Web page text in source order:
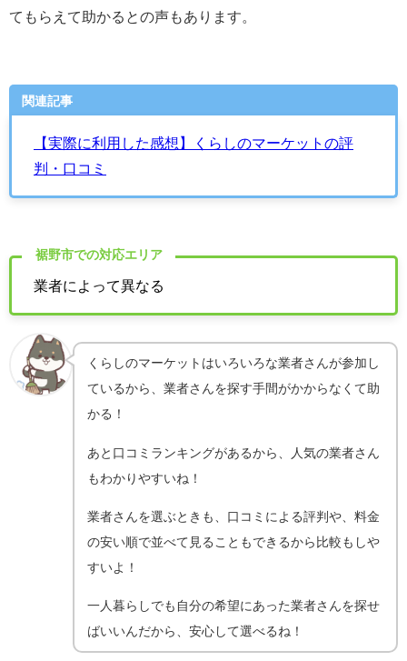
てもらえて助かるとの声もあります。
関連記事
【実際に利用した感想】くらしのマーケットの評
判・口コミ
裾野市での対応エリア
業者によって異なる
くらしのマーケットはいろいろな業者さんが参加し
ているから、業者さんを探す手間がかからなくて助
かる！
あと口コミランキングがあるから、人気の業者さん
もわかりやすいね！
業者さんを選ぶときも、口コミによる評判や、料金
の安い順で並べて見ることもできるから比較もしや
すいよ！
一人暮らしでも自分の希望にあった業者さんを探せ
ばいいんだから、安心して選べるね！